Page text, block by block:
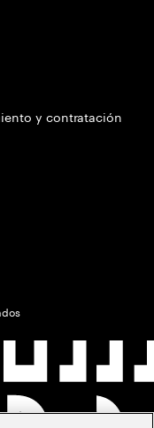
y contratación